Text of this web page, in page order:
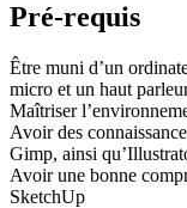
Pré-requis
Être muni d’un
micro et un haut
Maîtriser
Avoir des
Gimp, ainsi
Avoir une bonne
SketchUp